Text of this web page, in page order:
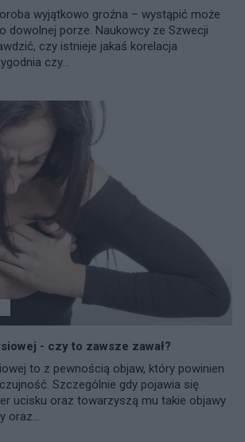
wyjątkowo groźna – wystąpić może
dowolnej porze. Naukowcy ze Szwecji
czy istnieje jakaś korelacja
czy...
- czy to zawsze zawał?
to z pewnością objaw, który powinien
Szczególnie gdy pojawia się
ucisku oraz towarzyszą mu takie objawy
oraz...